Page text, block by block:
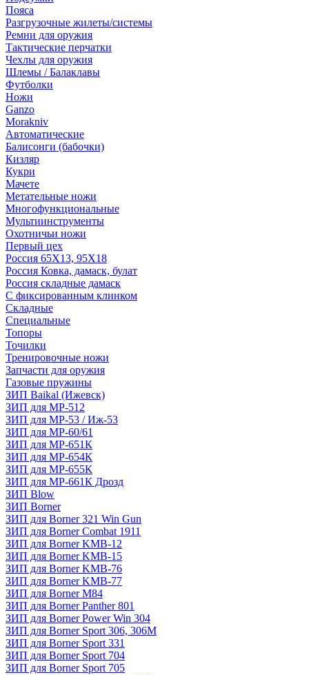
Пояса
Разгрузочные жилеты/системы
Ремни для оружия
Тактические перчатки
Чехлы для оружия
Шлемы / Балаклавы
Футболки
Ножи
Ganzo
Morakniv
Автоматические
Балисонги (бабочки)
Кизляр
Кукри
Мачете
Метательные ножи
Многофункциональные
Мультиинструменты
Охотничьи ножи
Первый цех
Россия 65Х13, 95Х18
Россия Ковка, дамаск, булат
Россия складные дамаск
С фиксированным клинком
Складные
Специальные
Топоры
Точилки
Тренировочные ножи
Запчасти для оружия
Газовые пружины
ЗИП Baikal (Ижевск)
ЗИП для МР-512
ЗИП для МР-53 / Иж-53
ЗИП для МР-60/61
ЗИП для МР-651К
ЗИП для МР-654К
ЗИП для МР-655К
ЗИП для МР-661К Дрозд
ЗИП Blow
ЗИП Borner
ЗИП для Borner 321 Win Gun
ЗИП для Borner Combat 1911
ЗИП для Borner KMB-12
ЗИП для Borner KMB-15
ЗИП для Borner KMB-76
ЗИП для Borner KMB-77
ЗИП для Borner M84
ЗИП для Borner Panther 801
ЗИП для Borner Power Win 304
ЗИП для Borner Sport 306, 306M
ЗИП для Borner Sport 331
ЗИП для Borner Sport 704
ЗИП для Borner Sport 705